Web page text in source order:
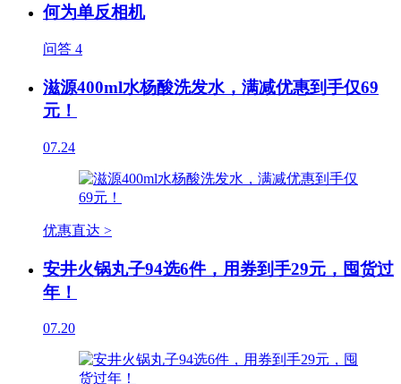
何为单反相机
问答 4
滋源400ml水杨酸洗发水，满减优惠到手仅69
元！
07.24
优惠直达 >
安井火锅丸子94选6件，用券到手29元，囤货过
年！
07.20